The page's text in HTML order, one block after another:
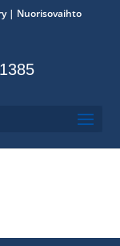
| Nuorisovaihto